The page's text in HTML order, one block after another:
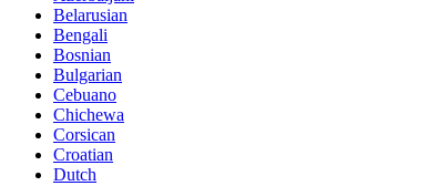
Belarusian
Bengali
Bosnian
Bulgarian
Cebuano
Chichewa
Corsican
Croatian
Dutch